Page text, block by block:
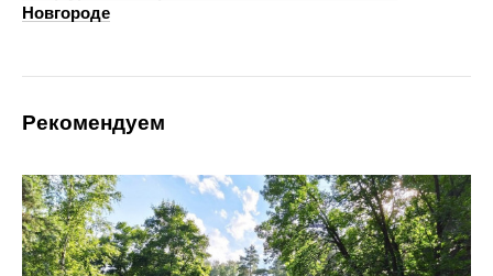
Новгороде
Рекомендуем